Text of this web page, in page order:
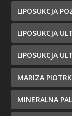
LIPOSUKCJA
LIPOSUKCJA
LIPOSUKCJA
MARIZA
MINERALNA